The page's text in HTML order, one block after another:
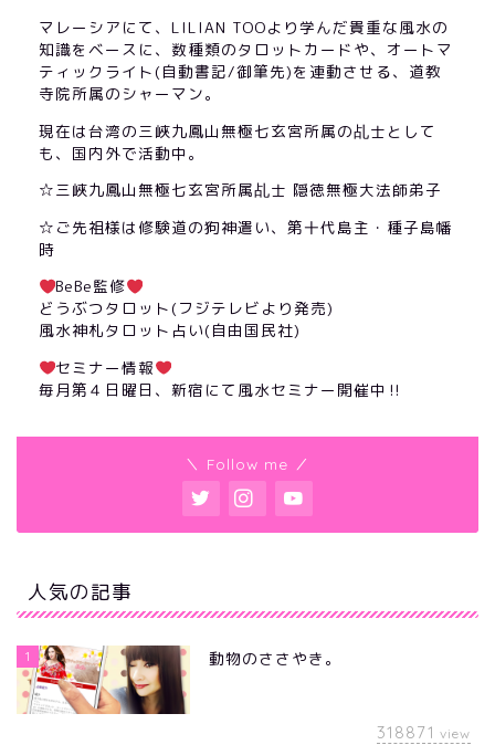
マレーシアにて、LILIAN TOOより学んだ貴重な風水の
知識をベースに、数種類のタロットカードや、オートマ
ティックライト(自動書記/御筆先)を連動させる、道教
寺院所属のシャーマン。
現在は台湾の三峽九鳳山無極七玄宮所属の乩士として
も、国内外で活動中。
☆三峽九鳳山無極七玄宮所属乩士 隠徳無極大法師弟子
☆ご先祖様は修験道の狗神遣い、第十代島主・種子島幡
時
BeBe監修
どうぶつタロット(フジテレビより発売)
風水神札タロット占い(自由国民社)
セミナー情報
毎月第４日曜日、新宿にて風水セミナー開催中‼︎
＼ Follow me ／
人気の記事
1 動物のささやき。
318871 view